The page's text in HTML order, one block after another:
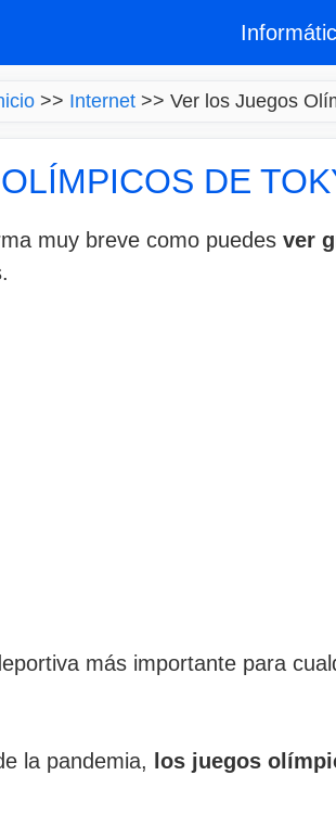
>> Internet>> Ver los Juegos
DE
muy breve como puedes ver
más importante para
la pandemia, los juegos